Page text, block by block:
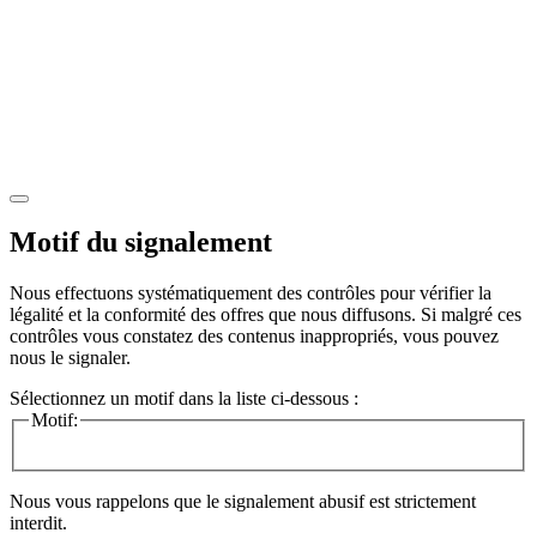
Motif du signalement
Nous effectuons systématiquement des contrôles pour vérifier la
légalité et la conformité des offres que nous diffusons. Si malgré ces
contrôles vous constatez des contenus inappropriés, vous pouvez
nous le signaler.
Sélectionnez un motif dans la liste ci-dessous :
Motif:
Nous vous rappelons que le signalement abusif est strictement
interdit.